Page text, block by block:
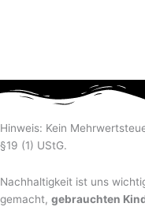
Hinweis: Kein
§19 (1) UStG.
Nachhaltigkeit ist uns
gemacht, gebrauchten